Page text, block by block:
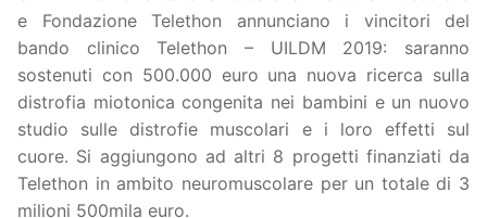
e Fondazione Telethon annunciano i vincitori del
bando clinico Telethon – UILDM 2019: saranno
sostenuti con 500.000 euro una nuova ricerca sulla
distrofia miotonica congenita nei bambini e un nuovo
studio sulle distrofie muscolari e i loro effetti sul
cuore. Si aggiungono ad altri 8 progetti finanziati da
Telethon in ambito neuromuscolare per un totale di 3
milioni 500mila euro.